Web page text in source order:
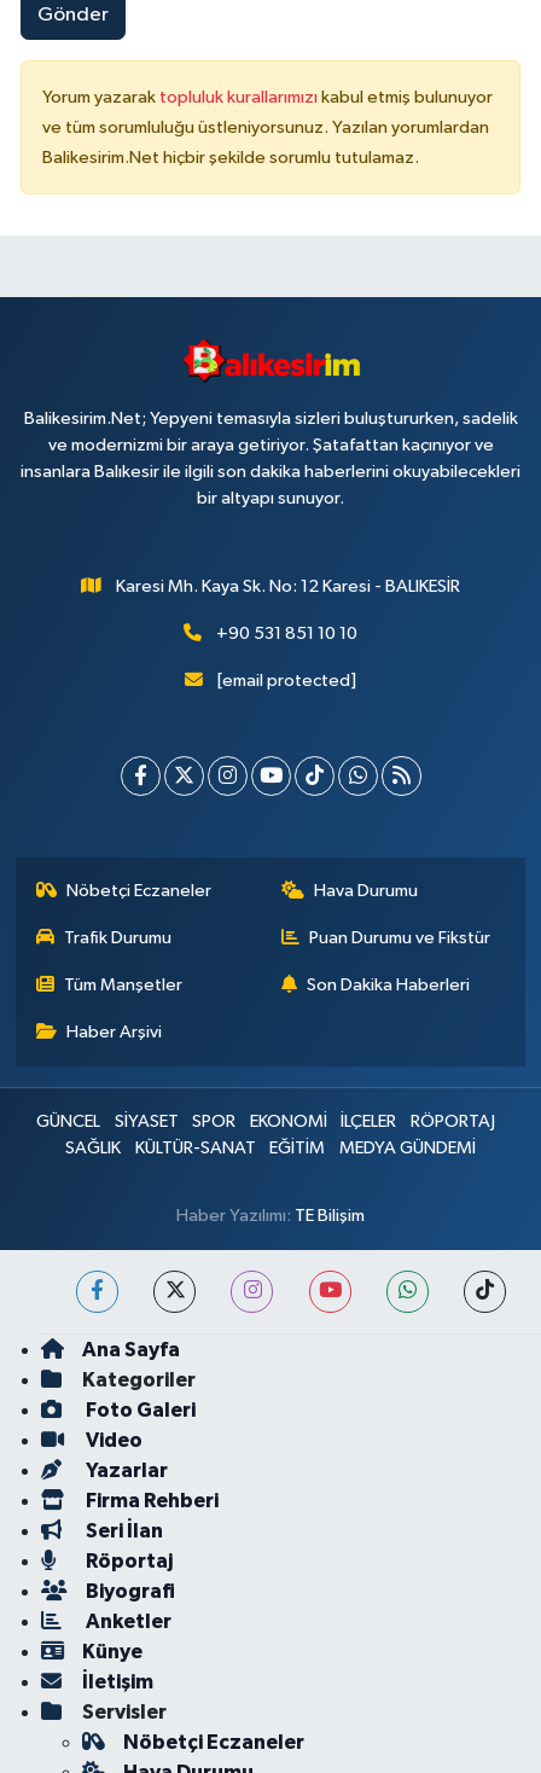
Gönder
Yorum yazarak topluluk kurallarımızı kabul etmiş bulunuyor
ve tüm sorumluluğu üstleniyorsunuz. Yazılan yorumlardan
Balikesirim.Net hiçbir şekilde sorumlu tutulamaz.
Balikesirim.Net; Yepyeni temasıyla sizleri buluştururken, sadelik
ve modernizmi bir araya getiriyor. Şatafattan kaçınıyor ve
insanlara Balıkesir ile ilgili son dakika haberlerini okuyabilecekleri
bir altyapı sunuyor.
Karesi Mh. Kaya Sk. No: 12 Karesi - BALIKESİR
+90 531 851 10 10
[email protected]
Nöbetçi Eczaneler Hava Durumu
Trafik Durumu Puan Durumu ve Fikstür
Tüm Manşetler Son Dakika Haberleri
Haber Arşivi
GÜNCEL SİYASET SPOR EKONOMİ İLÇELER
RÖPORTAJ
SAĞLIK
KÜLTÜR-SANAT EĞİTİM MEDYA GÜNDEMİ
Haber Yazılımı: TE Bilişim
Ana Sayfa
Kategoriler
Foto Galeri
Video
Yazarlar
Firma Rehberi
Seri İlan
Röportaj
Biyografi
Anketler
Künye
İletişim
Servisler
Nöbetçi Eczaneler